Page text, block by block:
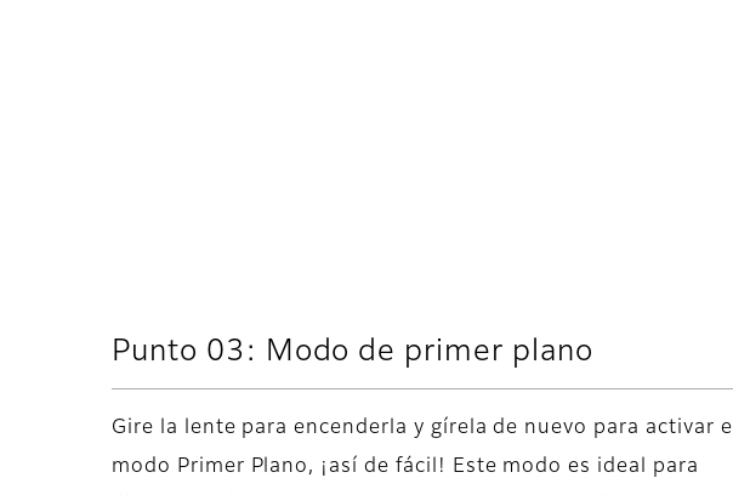
Punto 03: Modo de primer plano
Gire la lente para encenderla y gírela de nuevo para activar el
modo Primer Plano, ¡así de fácil! Este modo es ideal para